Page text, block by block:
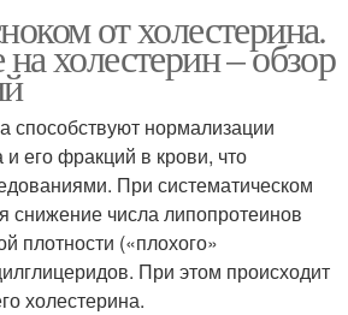
от холестерина.
холестерин – обзор
способствуют нормализации
его фракций в крови, что
При систематическом
снижение числа липопротеинов
плотности («плохого»
При этом происходит
холестерина.